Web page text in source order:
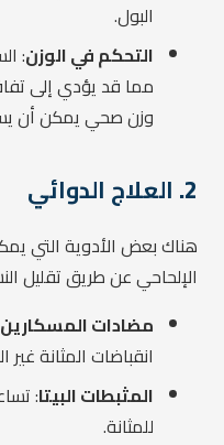
البول.
التحكم في الوزن:
مما قد يؤدي إلى
وزن صحي يمكن أن
2. العلاج الدوائي
هناك بعض الأدوية التي
الإلحاحي عن طريق تقليل
مضادات المسكارين
انقباضات المثانة
المثبطات البيتا:
للمثانة.